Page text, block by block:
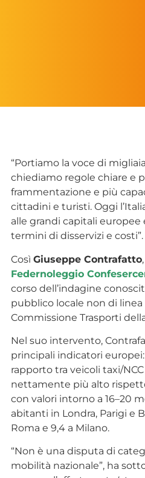
“Portiamo la voce di
chiediamo regole chiare e
frammentazione e più
cittadini e turisti. Oggi
alle grandi capitali europee
termini di disservizi e costi”.
Così Giuseppe Contrafatto
Federnoleggio
corso dell’indagine
pubblico locale non di linea
Commissione Trasporti
Nel suo intervento,
principali indicatori
rapporto tra veicoli taxi/
nettamente più alto
con valori intorno a 16–20
abitanti in Londra, Parigi e
Roma e 9,4 a Milano.
“Non è una disputa di
mobilità nazionale”, ha